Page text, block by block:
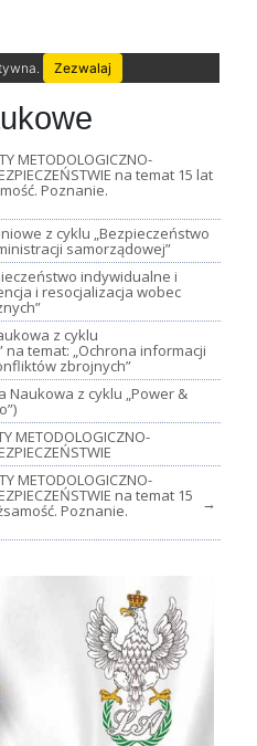
Zezwalaj
METODOLOGICZNO-
na temat 15 lat
Poznanie.
z cyklu „Bezpieczeństwo
samorządowej”
indywidualne i
i resocjalizacja wobec
z cyklu
na temat: „Ochrona informacji
zbrojnych”
Naukowa z cyklu „Power &
METODOLOGICZNO-
METODOLOGICZNO-
na temat 15
Poznanie. →